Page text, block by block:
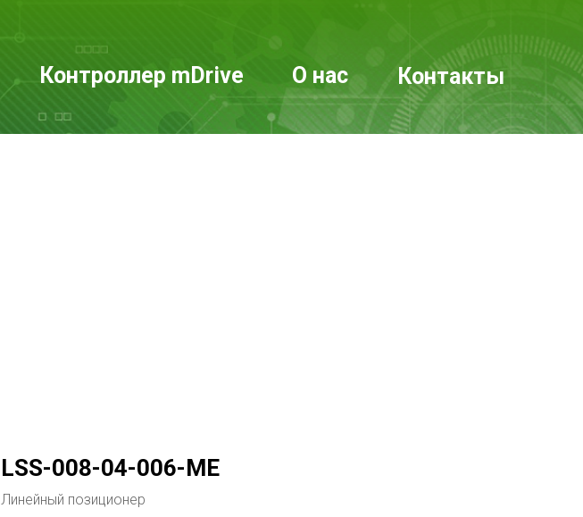
Контроллер mDrive О нас Контакты
LSS-008-04-006-ME
Линейный позиционер